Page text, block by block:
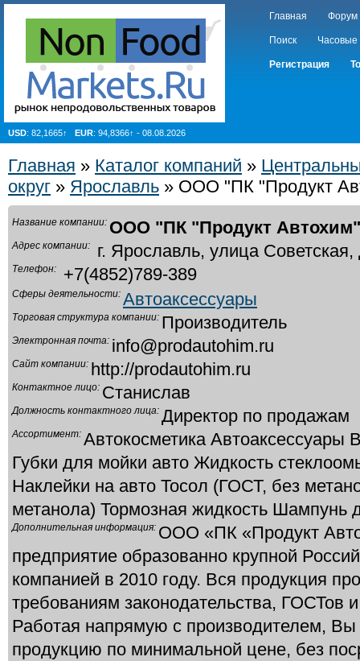
Главная Форум
Поиск Часовые
Регистрация
USD: 82,1665↑ EUR: 94,8366↑ - 08.08.2026
Главная » Каталог компаний »
округ » Ярославль » ООО "ПК "Продукт
Название компании: ООО "ПК "Продукт Автохим"
Адрес компании: г. Ярославль, улица
Телефон: +7(4852)789-389
Сферы деятельности: Автоаксессуары
Торговая структура компании: Производитель
Электронная почта: info@prodautohim.ru
Сайт компании: http://prodautohim.ru
Контактное лицо: Станислав
Должность контактного лица: Директор по продажам
Ассортимент: Автокосметика Автоаксессуары
Губки для мойки авто Жидкость
Наклейки на авто Тосол (ГОСТ, без
метанола) Тормозная жидкость Шампунь
Дополнительная информация: ООО «ПК «Продукт
предприятие образованно крупной
компанией в 2010 году. Вся продукция
требованиям законодательства, ГОСТов
Работая напрямую с производителем, Вы
продукцию по минимальной цене, без